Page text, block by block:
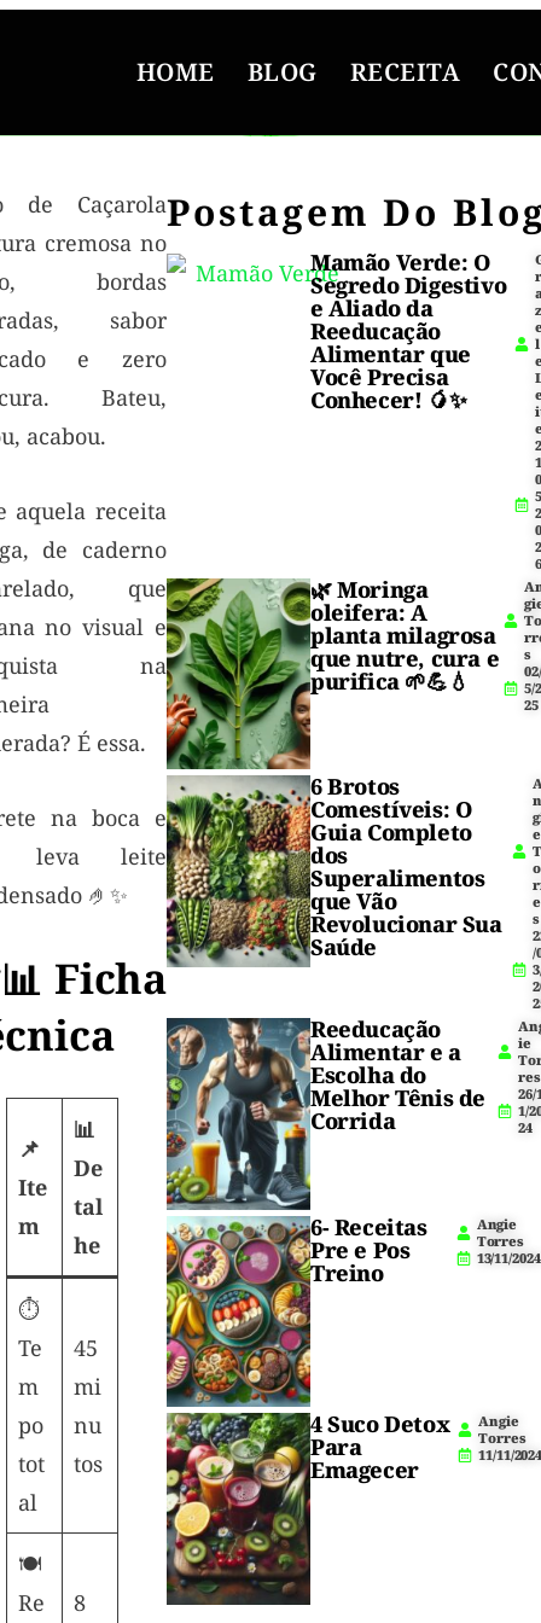
HOME BLOG RECEITA
de Caçarola
cremosa no
bordas
sabor
e zero
Bateu,
acabou.
aquela receita
de caderno
que
no visual e
na
É essa.
na boca e
leva leite
🤌✨
Ficha
📌
Ite
m
📊
De
tal
he
⏱️
Te
m
po
tot
al
45
mi
nu
tos
🍽️
Re
8
Postagem Do
Mamão Verde: O
Segredo Digestivo
e Aliado da
Reeducação
Alimentar que
Você Precisa
Conhecer! 🥭✨
r
l
2
0
2
0
2
6
🌿Moringa
oleifera: A
planta milagrosa
que nutre, cura e
purifica 🌱💪💧
To
s
5/
25
6 Brotos
Comestíveis: O
Guia Completo
dos
Superalimentos
que Vão
Revolucionar Sua
Saúde
n
e
T
o
e
s
/
Reeducação
Alimentar e a
Escolha do
Melhor Tênis de
Corrida
ie
res
26/
1/
24
6- Receitas
Pre e Pos
Treino
Angie
Torres
13/11/2024
4 Suco Detox
Para
Emagecer
Angie
Torres
11/11/2024